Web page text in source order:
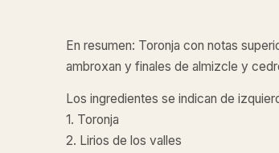
En resumen: Toronja con notas
ambroxan y finales de almizcle y
Los ingredientes se indican de
1. Toronja
2. Lirios de los valles